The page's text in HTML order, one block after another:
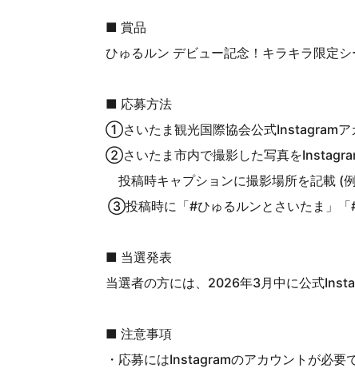
■ 賞品
ひゅるルン デビュー記念！キラキラ限定
■ 応募方法
①さいたま観光国際協会公式Instagramア
②さいたま市内で撮影した写真を
投稿時キャプションに撮影場所を記載 (
③投稿時に「#ひゅるルンとさいたま」「
■ 当選発表
当選者の方には、2026年3月中に公式
■ 注意事項
・応募にはInstagramのアカウントが必要